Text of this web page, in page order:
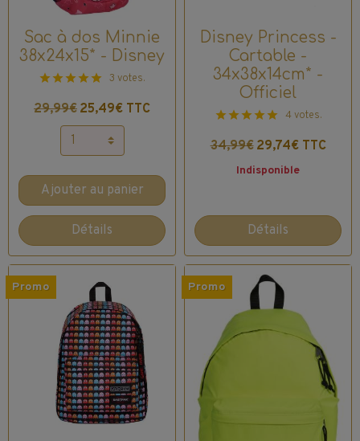
Sac à dos Minnie
38x24x15* - Disney
3 votes.
29,99€ 25,49€ TTC
Ajouter au panier
Détails
Disney Princess -
Cartable -
34x38x14cm* -
Officiel
4 votes.
34,99€ 29,74€ TTC
Indisponible
Détails
Promo Promo